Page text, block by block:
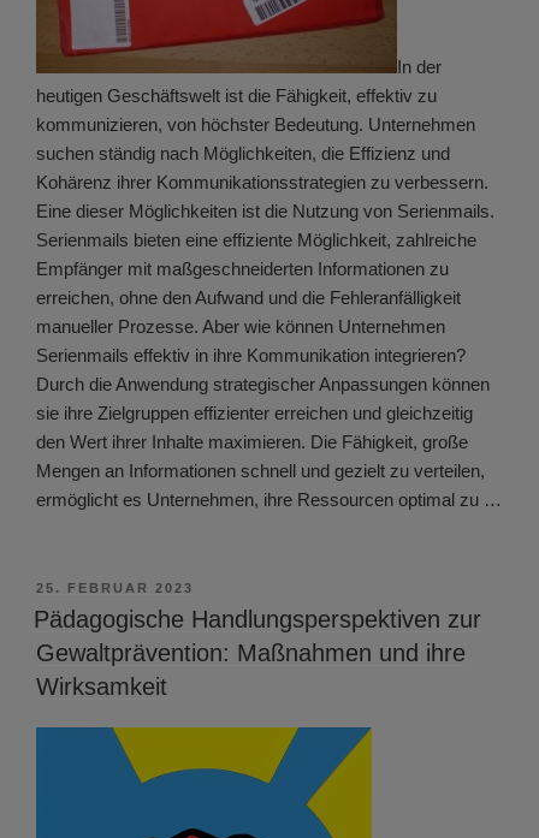
In der
heutigen Geschäftswelt ist die Fähigkeit, effektiv zu
kommunizieren, von höchster Bedeutung. Unternehmen
suchen ständig nach Möglichkeiten, die Effizienz und
Kohärenz ihrer Kommunikationsstrategien zu verbessern.
Eine dieser Möglichkeiten ist die Nutzung von Serienmails.
Serienmails bieten eine effiziente Möglichkeit, zahlreiche
Empfänger mit maßgeschneiderten Informationen zu
erreichen, ohne den Aufwand und die Fehleranfälligkeit
manueller Prozesse. Aber wie können Unternehmen
Serienmails effektiv in ihre Kommunikation integrieren?
Durch die Anwendung strategischer Anpassungen können
sie ihre Zielgruppen effizienter erreichen und gleichzeitig
den Wert ihrer Inhalte maximieren. Die Fähigkeit, große
Mengen an Informationen schnell und gezielt zu verteilen,
ermöglicht es Unternehmen, ihre Ressourcen optimal zu …
VERÖFFENTLICHT
AM
25. FEBRUAR 2023
Pädagogische Handlungsperspektiven zur
Gewaltprävention: Maßnahmen und ihre
Wirksamkeit